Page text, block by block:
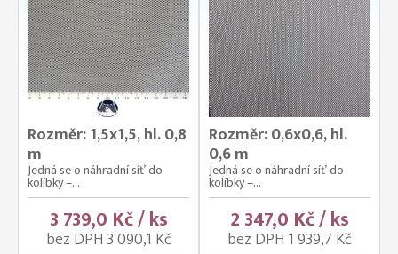
Rozměr: 1,5x1,5, hl. 0,8
m
Jedná se o náhradní síť do
kolíbky –...
3 739,0 Kč / ks
bez DPH 3 090,1 Kč
Rozměr: 0,6x0,6, hl.
0,6 m
Jedná se o náhradní síť do
kolíbky –...
2 347,0 Kč / ks
bez DPH 1 939,7 Kč